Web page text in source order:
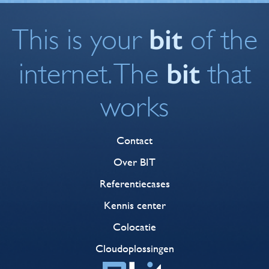
This is your bitof the
internet. The bitthat
works
Contact
Over BIT
Referentiecases
Kennis center
Colocatie
Cloudoplossingen